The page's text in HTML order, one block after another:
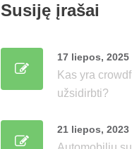
Susiję įrašai
17 liepos, 2025
Kas yra
užsidirbti?
21 liepos, 2023